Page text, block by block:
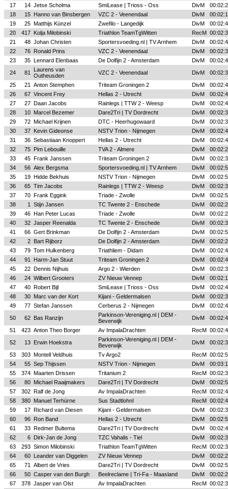
17
14 Jetse Scholma SmiLease | Trioss - Oss DivM
18
15 Hanno van Binsbergen VZC 2 - Veenendaal DivM
19
25 Matthijs Künzel Zwefilo - Langedijk DivM
20
417 Kolja Milobinski Triathlon TeamTgWitten RecM
21
48 Johan Christen Sportersvoeding.nl | TV Arnhem DivM
22
76 Ronald Prins VZC 2 - Veenendaal DivM
23
35 Lennard Elenbaas De Dolfijn 2 - Amsterdam DivM
24
81
Laurens van
Outheusden
VZC 2 - Veenendaal DivM
25
21 Anton Stemphen Triteam Groningen 2 DivM
26
67 Vincent Frey Hellas 2 - Utrecht DivM
27
27 Daan Jacobs Rainlegs | TTW 2 - Weesp DivM
28
10 Marcel Bezemer Dare2Tri | TV Dordrecht DivM
29
72 Michael Krijnen DTC - Heerhugowaard DivM
30
37 Kevin Gideonse NSTV Trion - Nijmegen DivM
31
36 Sebastiaan Knoppert Hellas 2 - Utrecht DivM
32
75 Pim Lebouille TVA 2 - Almere DivM
33
45 Frank Janssen Triteam Groningen 2 DivM
34
56 Alex Bergsma Sportersvoeding.nl | TV Arnhem DivM
35
19 Hidde Bekhuis NSTV Trion - Nijmegen DivM
36
65 Tim Jacobs Rainlegs | TTW 2 - Weesp DivM
37
70 Frank Eggink Triade - Zwolle DivM
38
1 Stijn Jansen TC Twente 2 - Enschede DivM
39
46 Han Peter Lucas Triade - Zwolle DivM
40
32 Jasper Reenalda TC Twente 2 - Enschede DivM
41
66 Gert Brinkman De Dolfijn 2 - Amsterdam DivM
42
2 Bart Rijborz De Dolfijn 2 - Amsterdam DivM
43
79 Tom Hulkenberg Triathliem - Didam DivM
44
91 Harm-Jan Stuut Triteam Groningen 2 DivM
45
22 Dennis Nijhuis Argo 2 - Wierden DivM
46
24 Wilbert Grooters ZV Nieuw Vennep DivM
47
40 Robert Bijl SmiLease | Trioss - Oss DivM
48
30 Marc van der Kort Kijani - Geldermalsen DivM
49
77 Stefan Janssen Cerberus 2 - Nijmegen DivM
50
62 Bas Ranzijn
Parkinson-Vereniging.nl | DEM -
Beverwijk
DivM
51
423 Anton Theo Borger Av ImpalaDrachten RecM
52
13 Erwin Hoekstra
Parkinson-Vereniging.nl | DEM -
Beverwijk
DivM
53
303 Montell Veldhuis Tv Argo2 RecM
54
55 Sep Thijssen NSTV Trion - Nijmegen DivM
55
374 Maarten Drissen Tritanium 2 RecM
56
80 Michael Raaijmakers Dare2Tri | TV Dordrecht DivM
57
302 Ralf de Jong Av ImpalaDrachten RecM
58
380 Manuel Terhürne Sus StadtlohnI RecM
59
17 Richard van Diesen Kijani - Geldermalsen DivM
60
96 Ron Band Hellas 2 - Utrecht DivM
61
33 Redmer Bultema Dare2Tri | TV Dordrecht DivM
62
6 Dirk-Jan de Jong TZC Vahalis - Tiel DivM
63
293 Simon Milobinski Triathlon TeamTgWitten RecM
64
60 Leander van Diggelen ZV Nieuw Vennep DivM
65
71 Albert de Vries Dare2Tri | TV Dordrecht DivM
66
50 Casper van den Burgh Beelreclame | Tri-Fa - Maasland DivM
67
378 Jasper van Olst Av ImpalaDrachten RecM